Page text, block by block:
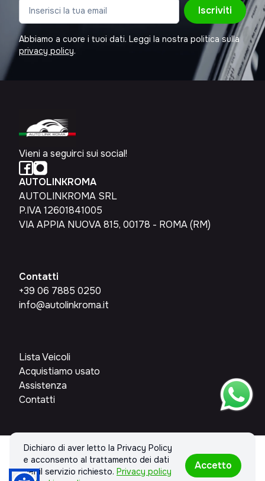
Iscriviti
Abbiamo a cuore i tuoi dati. Leggi la nostra politica sulla
privacy policy.
Vieni a seguirci sui social!
AUTOLINKROMA
AUTOLINKROMA SRL
P.IVA 12601841005
VIA APPIA NUOVA 815, 00178 - ROMA (RM)
Contatti
+39 06 7885 0250
info@autolinkroma.it
Lista Veicoli
Acquistiamo usato
Assistenza
Contatti
Dichiaro di aver letto la Privacy Policy
e acconsento al trattamento dei dati
per il servizio richiesto. Privacy policy
Accetto
© 2026 AUTOLINKROMA SRL. Tutti i diritti riservati.
Privacy policy & Cookies policy